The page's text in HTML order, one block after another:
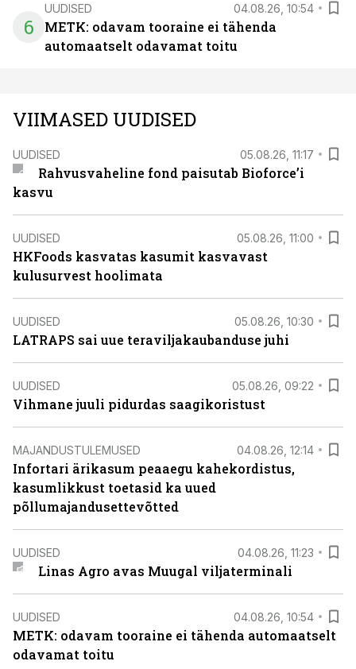
6
UUDISED 04.08.26, 10:54
METK: odavam tooraine ei tähenda
automaatselt odavamat toitu
VIIMASED UUDISED
UUDISED 05.08.26, 11:17
Rahvusvaheline fond paisutab Bioforce’i
kasvu
UUDISED 05.08.26, 11:00
HKFoods kasvatas kasumit kasvavast
kulusurvest hoolimata
UUDISED 05.08.26, 10:30
LATRAPS sai uue teraviljakaubanduse juhi
UUDISED 05.08.26, 09:22
Vihmane juuli pidurdas saagikoristust
MAJANDUSTULEMUSED 04.08.26, 12:14
Infortari ärikasum peaaegu kahekordistus,
kasumlikkust toetasid ka uued
põllumajandusettevõtted
UUDISED 04.08.26, 11:23
Linas Agro avas Muugal viljaterminali
UUDISED 04.08.26, 10:54
METK: odavam tooraine ei tähenda automaatselt
odavamat toitu